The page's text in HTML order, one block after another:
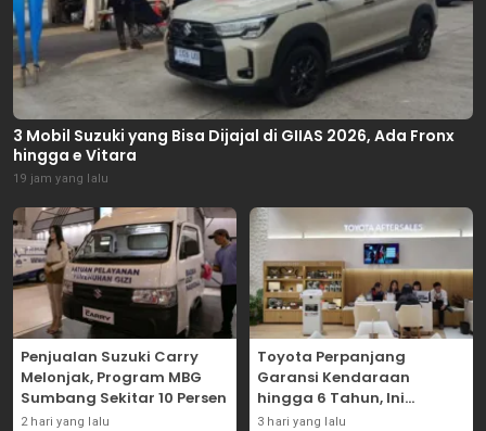
3 Mobil Suzuki yang Bisa Dijajal di GIIAS 2026, Ada Fronx
hingga e Vitara
19 jam yang lalu
Penjualan Suzuki Carry
Melonjak, Program MBG
Sumbang Sekitar 10 Persen
2 hari yang lalu
Toyota Perpanjang
Garansi Kendaraan
hingga 6 Tahun, Ini
Syaratnya
3 hari yang lalu